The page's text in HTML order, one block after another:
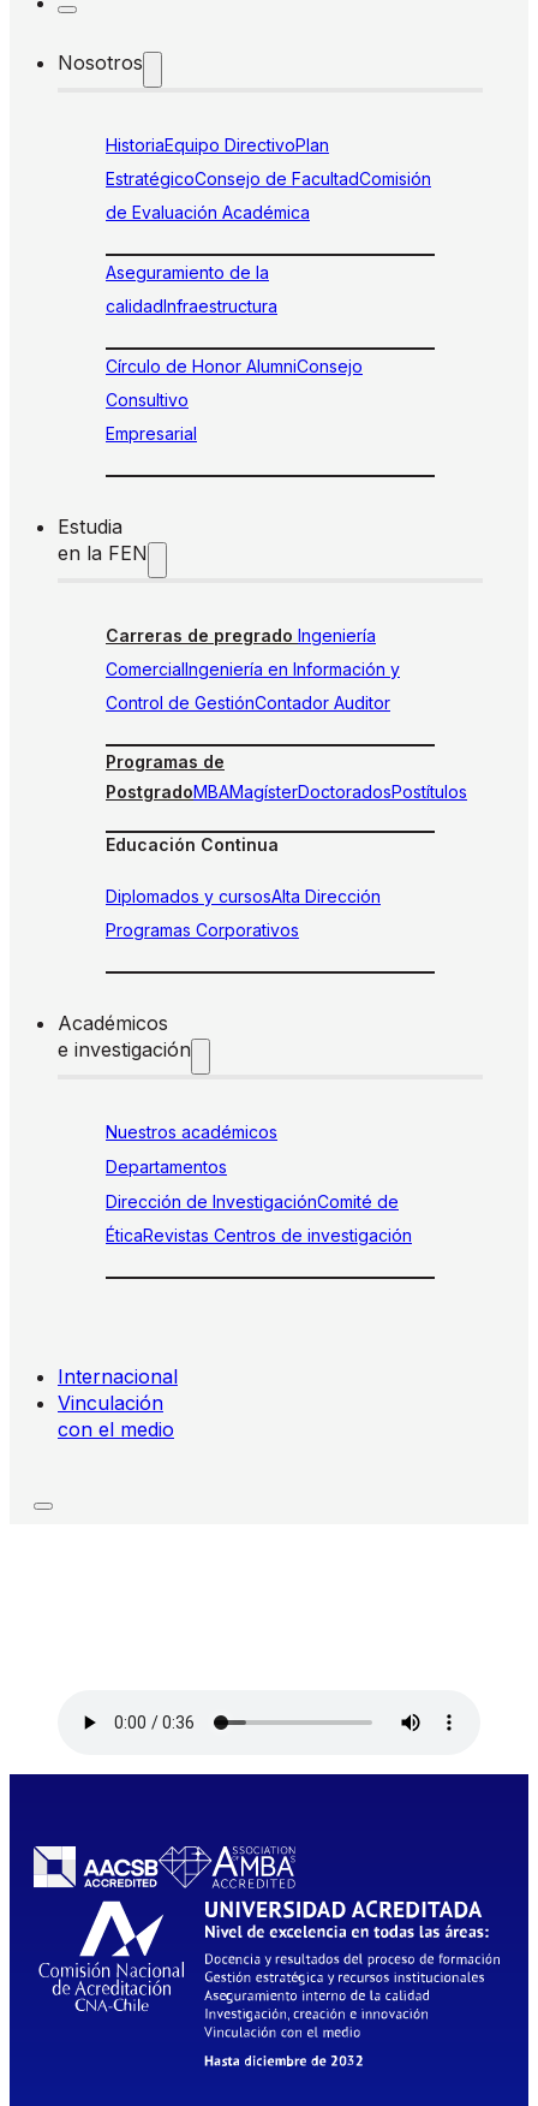
Nosotros
HistoriaEquipo DirectivoPlan
EstratégicoConsejo de FacultadComisión
de Evaluación Académica
Aseguramiento de la
calidadInfraestructura
Círculo de Honor AlumniConsejo
Consultivo
Empresarial
Estudia
en la FEN
Carreras de pregrado Ingeniería
ComercialIngeniería en Información y
Control de GestiónContador Auditor
Programas de
PostgradoMBAMagísterDoctoradosPostítulos
Educación Continua
Diplomados y cursosAlta Dirección
Programas Corporativos
Académicos
e investigación
Nuestros académicos
Departamentos
Dirección de InvestigaciónComité de
ÉticaRevistas Centros de investigación
Internacional
Vinculación
con el medio